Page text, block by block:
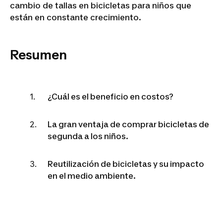
cambio de tallas en bicicletas para niños que
están en constante crecimiento.
Resumen
¿Cuál es el beneficio en costos?
La gran ventaja de comprar bicicletas de
segunda a los niños.
Reutilización de bicicletas y su impacto
en el medio ambiente.